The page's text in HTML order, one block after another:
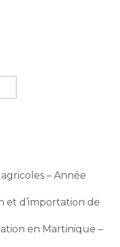
– Année
et d’importation de
en Martinique –